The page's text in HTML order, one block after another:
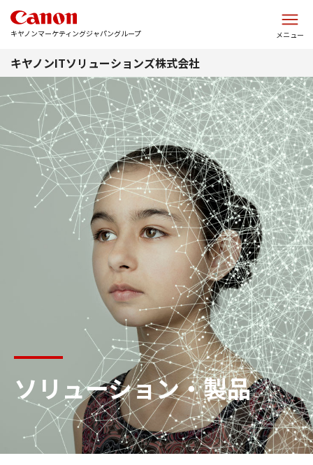
キヤノンマーケティングジャパングループ メニュー
キヤノンITソリューションズ株式会社
ソリューション・製品